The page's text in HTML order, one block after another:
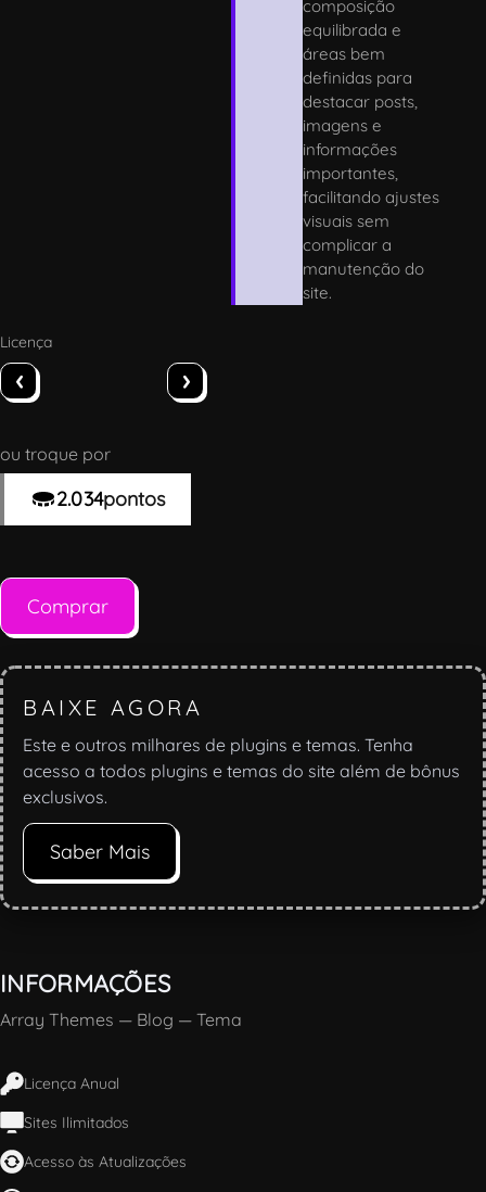
composição
equilibrada e
áreas bem
definidas para
destacar posts,
imagens e
informações
importantes,
facilitando ajustes
visuais sem
complicar a
manutenção do
site.
Licença
‹ ›
ou troque por
2.034pontos
Comprar
BAIXE AGORA
Este e outros milhares de plugins e temas. Tenha
acesso a todos plugins e temas do site além de bônus
exclusivos.
Saber Mais
INFORMAÇÕES
Array Themes — Blog — Tema
Licença Anual
Sites Ilimitados
Acesso às Atualizações